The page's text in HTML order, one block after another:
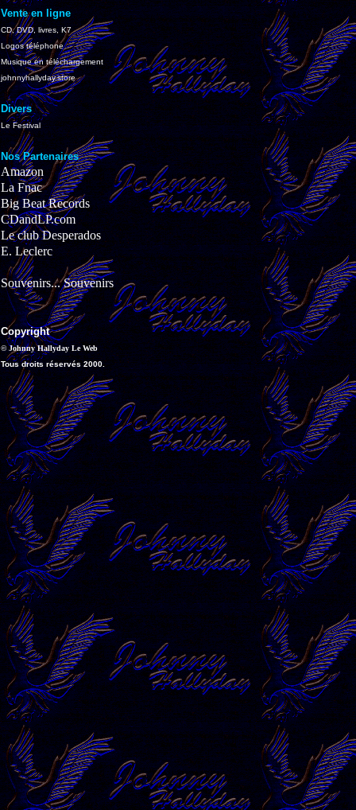
Vente en ligne
CD, DVD, livres, K7
Logos téléphone
Musique en téléchargement
johnnyhallyday.store
Divers
Le Festival
Nos Partenaires
Amazon
La Fnac
Big Beat Records
CDandLP.com
Le club Desperados
E. Leclerc
Souvenirs... Souvenirs
Copyright
© Johnny Hallyday Le Web
Tous droits réservés 2000.